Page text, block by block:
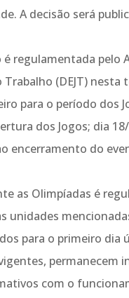
A decisão será
regulamentada pelo
(DEJT) nesta
para o período dos
dos Jogos; dia
encerramento do
as Olimpíadas é
unidades
para o primeiro dia
permanecem
com o